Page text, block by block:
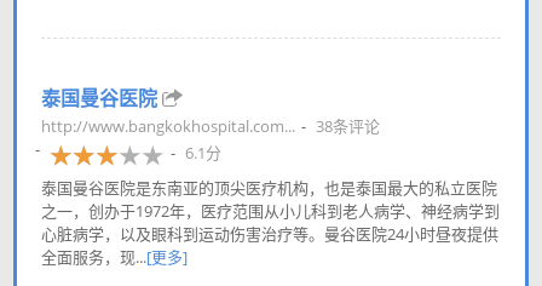
泰国曼谷医院
http://www.bangkokhospital.com...
38条评论
6.1分
泰国曼谷医院是东南亚的顶尖医疗机构，也是泰国最大的私立医院
之一，创办于1972年，医疗范围从小儿科到老人病学、神经病学到
心脏病学，以及眼科到运动伤害治疗等。曼谷医院24小时昼夜提供
全面服务，现...[更多]